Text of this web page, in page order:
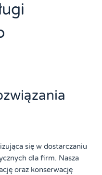
się w dostarczaniu
dla firm. Nasza
oraz konserwację